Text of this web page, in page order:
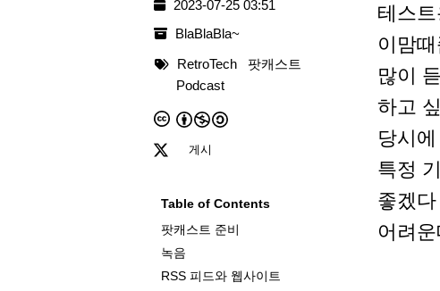
테스
이맘
많이
하고
당시
특정
좋겠
어려
2023-07-25 03:51
BlaBlaBla~
RetroTech
팟캐스트
Podcast
게시
Table of Contents
팟캐스트 준비
녹음
RSS 피드와 웹사이트